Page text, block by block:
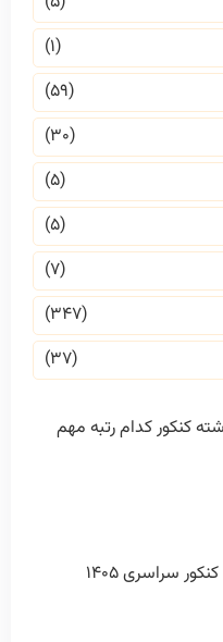
(۱)
(۵۹)
(۳۰)
(۵)
(۵)
(۷)
(۳۴۷)
(۳۷)
کنکور کدام رتبه مهم
سراسری ۱۴۰۵